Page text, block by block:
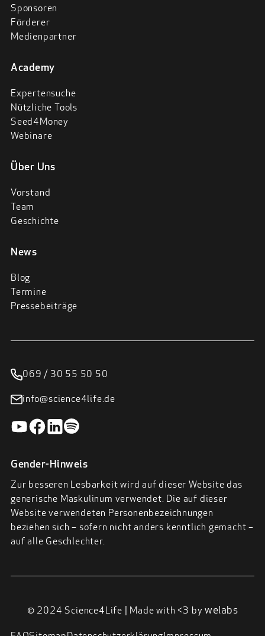
Sponsoren
Förderer
Medienpartner
Academy
Expertensuche
Nützliche Tools
Seed4Money
Webinare
Über Uns
Vorstand
Team
Geschichte
News
Blog
Termine
Pressebeiträge
069 / 30 55 50 50
info@science4life.de
Gender-Hinweis
Zur besseren Lesbarkeit wird auf dieser Website das
generische Maskulinum verwendet. Die auf dieser
Website verwendeten Personenbezeichnungen
beziehen sich – sofern nicht anders kenntlich gemacht –
auf alle Geschlechter.
© 2024 Science4Life | Made with <3 bywelabs